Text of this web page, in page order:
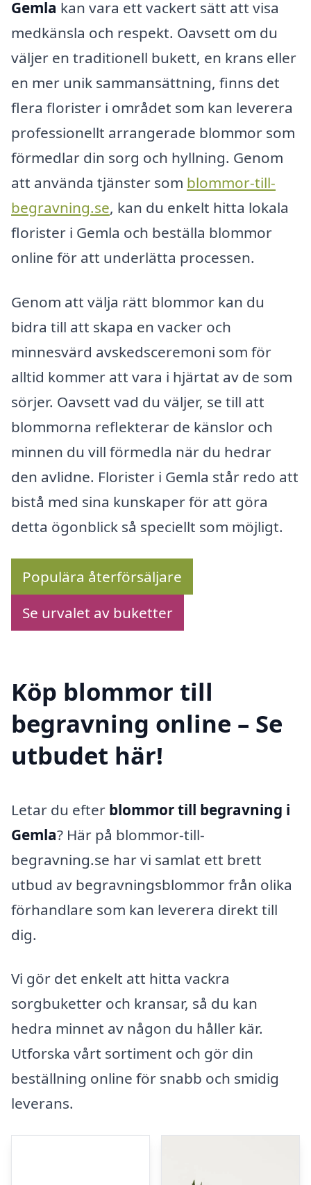
Gemla kan vara ett vackert sätt att visa
medkänsla och respekt. Oavsett om du
väljer en traditionell bukett, en krans eller
en mer unik sammansättning, finns det
flera florister i området som kan leverera
professionellt arrangerade blommor som
förmedlar din sorg och hyllning. Genom
att använda tjänster som blommor-till-
begravning.se, kan du enkelt hitta lokala
florister i Gemla och beställa blommor
online för att underlätta processen.
Genom att välja rätt blommor kan du
bidra till att skapa en vacker och
minnesvärd avskedsceremoni som för
alltid kommer att vara i hjärtat av de som
sörjer. Oavsett vad du väljer, se till att
blommorna reflekterar de känslor och
minnen du vill förmedla när du hedrar
den avlidne. Florister i Gemla står redo att
bistå med sina kunskaper för att göra
detta ögonblick så speciellt som möjligt.
Populära återförsäljare
Se urvalet av buketter
Köp blommor till
begravning online – Se
utbudet här!
Letar du efter blommor till begravning i
Gemla? Här på blommor-till-
begravning.se har vi samlat ett brett
utbud av begravningsblommor från olika
förhandlare som kan leverera direkt till
dig.
Vi gör det enkelt att hitta vackra
sorgbuketter och kransar, så du kan
hedra minnet av någon du håller kär.
Utforska vårt sortiment och gör din
beställning online för snabb och smidig
leverans.